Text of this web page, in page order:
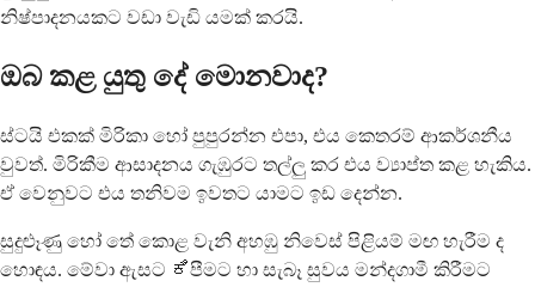
නිෂ්පාදනයකට වඩා වැඩි යමක් කරයි.
ඔබ කළ යුතු දේ මොනවාද?
ස්ටයි එකක් මිරිකා හෝ පුපුරන්න එපා, එය කෙතරම් ආකර්ශනීය
වුවත්. මිරිකීම ආසාදනය ගැඹුරට තල්ලු කර එය ව්‍යාප්ත කළ හැකිය.
ඒ වෙනුවට එය තනිවම ඉවතට යාමට ඉඩ දෙන්න.
සුදුළූණු හෝ තේ කොළ වැනි අහඹු නිවෙස් පිළියම් මඟ හැරීම ද
හොඳය. මේවා ඇසට ಕಿපීමට හා සැබෑ සුවය මන්දගාමී කිරීමට